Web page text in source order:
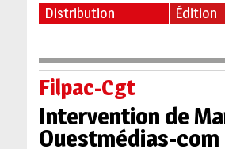
Distribution Édition
Filpac-Cgt
Intervention de
Ouestmédias-com